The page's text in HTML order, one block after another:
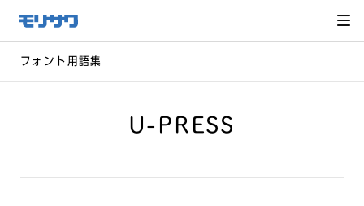
メ
ニュー
飛ばし
へ移動
フォント用語集
U-PRESS